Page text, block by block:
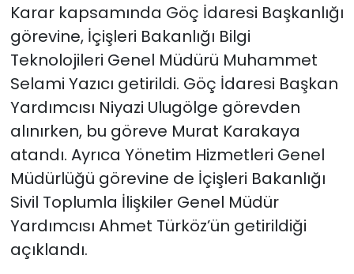
Karar kapsamında Göç İdaresi Başkanlığı
görevine, İçişleri Bakanlığı Bilgi
Teknolojileri Genel Müdürü Muhammet
Selami Yazıcı getirildi. Göç İdaresi Başkan
Yardımcısı Niyazi Ulugölge görevden
alınırken, bu göreve Murat Karakaya
atandı. Ayrıca Yönetim Hizmetleri Genel
Müdürlüğü görevine de İçişleri Bakanlığı
Sivil Toplumla İlişkiler Genel Müdür
Yardımcısı Ahmet Türköz’ün getirildiği
açıklandı.